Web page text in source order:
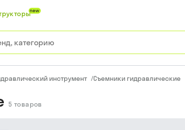
new
инструмент /Съемники гидравлические
5 товаров